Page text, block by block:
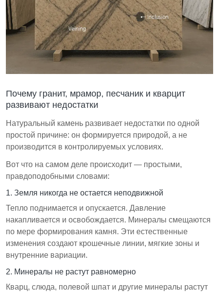
Почему гранит, мрамор, песчаник и кварцит
развивают недостатки
Натуральный камень развивает недостатки по одной
простой причине: он формируется природой, а не
производится в контролируемых условиях.
Вот что на самом деле происходит — простыми,
правдоподобными словами:
1. Земля никогда не остается неподвижной
Тепло поднимается и опускается. Давление
накапливается и освобождается. Минералы смещаются
по мере формирования камня. Эти естественные
изменения создают крошечные линии, мягкие зоны и
внутренние вариации.
2. Минералы не растут равномерно
Кварц, слюда, полевой шпат и другие минералы растут